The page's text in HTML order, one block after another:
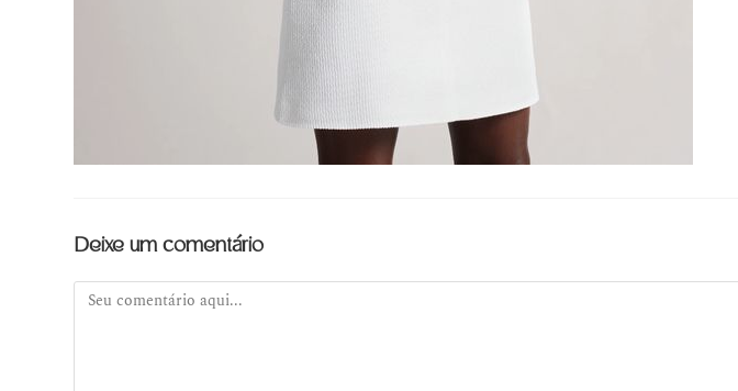
Deixe um comentário